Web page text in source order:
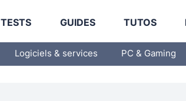
TESTS GUIDES TUTOS
Logiciels & services PC & Gaming